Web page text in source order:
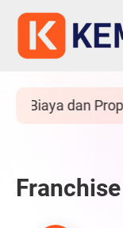
Biaya dan